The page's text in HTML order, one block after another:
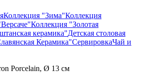
Коллекция "Зима"Коллекция
Коллекция "Золотая
керамика"Детская столовая
Керамика"СервировкаЧай и
Porcelain, Ø 13 см